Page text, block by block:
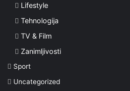
Lifestyle
Tehnologija
TV & Film
Zanimljivosti
Sport
Uncategorized